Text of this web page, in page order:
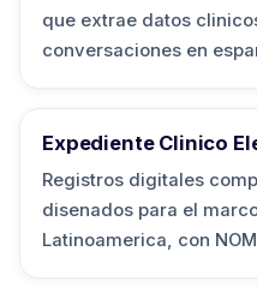
que extrae datos
conversaciones en
Expediente Clinico
Registros digitales
disenados para el
Latinoamerica, con